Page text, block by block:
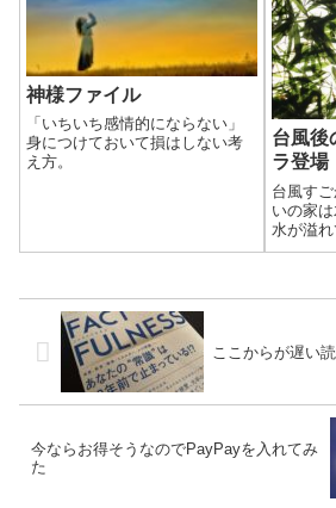
神様ファイル
「いちいち感情的にならない」
身につけておいて損はしない考
え方。
台風後
ラ登場
台風す
いの家
水が溢れ
来てた
ここからが遅い
今ならお得そうなのでPayPayを入れてみ
た